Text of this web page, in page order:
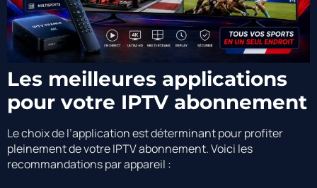
Les meilleures applications
pour votre IPTV abonnement
Le choix de l’application est déterminant pour profiter
pleinement de votre IPTV abonnement. Voici les
recommandations par appareil :